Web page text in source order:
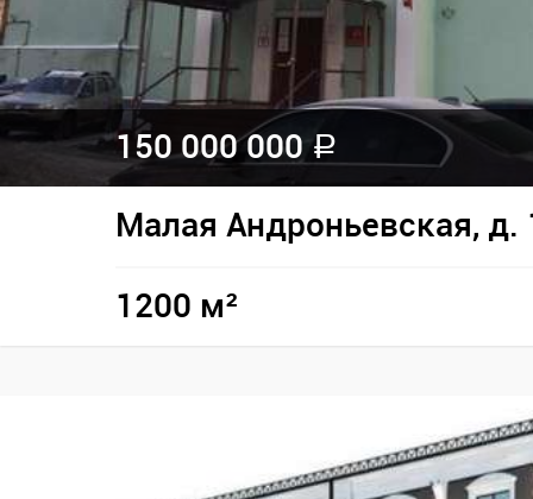
150 000 000a
Малая Андроньевская, д.
1200 м²